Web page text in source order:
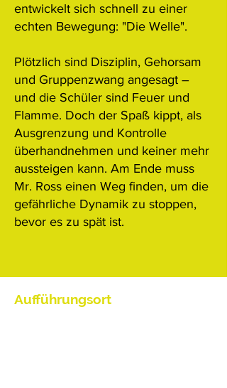
entwickelt sich schnell zu einer
echten Bewegung: "Die Welle".
Plötzlich sind Disziplin, Gehorsam
und Gruppenzwang angesagt –
und die Schüler sind Feuer und
Flamme. Doch der Spaß kippt, als
Ausgrenzung und Kontrolle
überhandnehmen und keiner mehr
aussteigen kann. Am Ende muss
Mr. Ross einen Weg finden, um die
gefährliche Dynamik zu stoppen,
bevor es zu spät ist.
Aufführungsort